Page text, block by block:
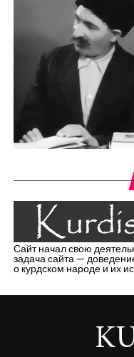
Сайт начал свою
задача сайта —
о курдском народе и их